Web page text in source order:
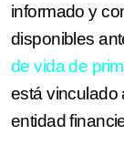
informado y
disponibles
de vida de
está vinculado
entidad